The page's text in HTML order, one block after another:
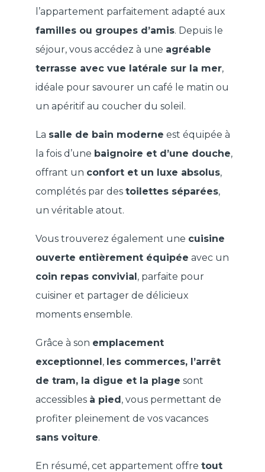
l’appartement parfaitement adapté aux
familles ou groupes d’amis. Depuis le
séjour, vous accédez à une agréable
terrasse avec vue latérale sur la mer,
idéale pour savourer un café le matin ou
un apéritif au coucher du soleil.
La salle de bain moderne est équipée à
la fois d’une baignoire et d’une douche,
offrant un confort et un luxe absolus,
complétés par des toilettes séparées,
un véritable atout.
Vous trouverez également une cuisine
ouverte entièrement équipée avec un
coin repas convivial, parfaite pour
cuisiner et partager de délicieux
moments ensemble.
Grâce à son emplacement
exceptionnel, les commerces, l’arrêt
de tram, la digue et la plage sont
accessibles à pied, vous permettant de
profiter pleinement de vos vacances
sans voiture.
En résumé, cet appartement offre tout